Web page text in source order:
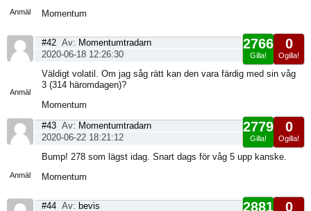
Anmäl
Momentum
Anmäl
0
Ogilla!
2766
Gilla!
#42 Av: Momentumtradarn
2020-06-18 12:26:30
Väldigt volatil. Om jag såg rätt kan den vara färdig med sin våg
3 (314 häromdagen)?
Momentum
Anmäl
0
Ogilla!
2779
Gilla!
#43 Av: Momentumtradarn
2020-06-22 18:21:12
Bump! 278 som lägst idag. Snart dags för våg 5 upp kanske.
Momentum
0
2881
#44 Av: bevis